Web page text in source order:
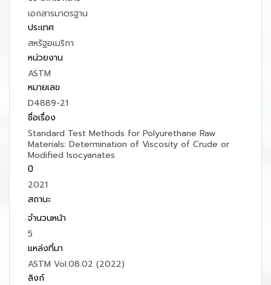
เอกสารมาตรฐาน
ประเทศ
สหรัฐอเมริกา
หน่วยงาน
ASTM
หมายเลข
D4889-21
ชื่อเรื่อง
Standard Test Methods for Polyurethane Raw
Materials: Determination of Viscosity of Crude or
Modified Isocyanates
ปี
2021
สถานะ
จำนวนหน้า
5
แหล่งที่มา
ASTM Vol.08.02 (2022)
ลิงก์